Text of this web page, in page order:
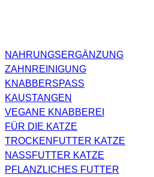
NAHRUNGSERGÄNZUNG
ZAHNREINIGUNG
KNABBERSPASS
KAUSTANGEN
VEGANE KNABBEREI
FÜR DIE KATZE
TROCKENFUTTER KATZE
NASSFUTTER KATZE
PFLANZLICHES FUTTER